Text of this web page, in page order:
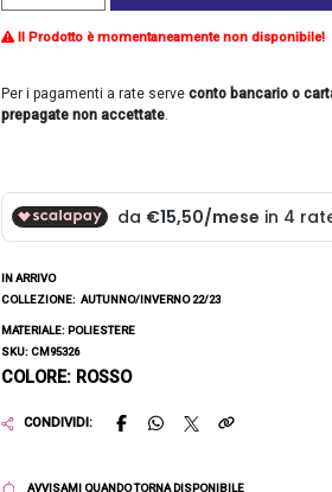
Il Prodotto è momentaneamente non disponibile!
Per i pagamenti a rate serve conto bancario o
prepagate non accettate.
IN ARRIVO
COLLEZIONE: AUTUNNO/INVERNO 22/23
MATERIALE: POLIESTERE
SKU: CM95326
COLORE: ROSSO
CONDIVIDI:
AVVISAMI QUANDO TORNA DISPONIBILE